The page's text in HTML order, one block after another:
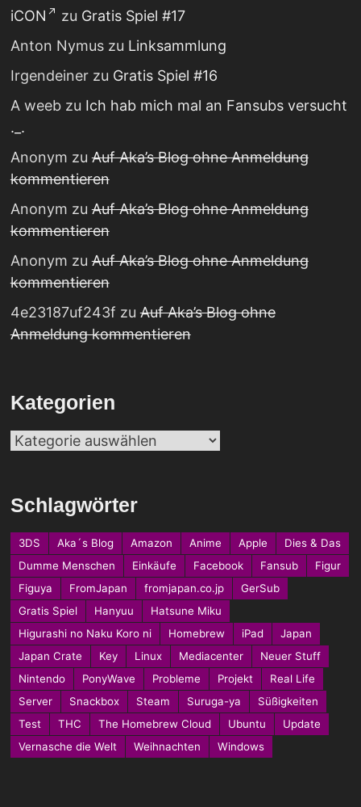
iCON
zu Gratis Spiel #17
Anton Nymuszu Linksammlung
Irgendeinerzu Gratis Spiel #16
A weebzu Ich hab mich mal an Fansubs versucht
._.
Anonym zuAuf Aka’s Blog ohne Anmeldung
kommentieren
Anonym zuAuf Aka’s Blog ohne Anmeldung
kommentieren
Anonym zuAuf Aka’s Blog ohne Anmeldung
kommentieren
4e23187uf243f zuAuf Aka’s Blog ohne
Anmeldung kommentieren
Kategorien
Kategorien
Schlagwörter
3DS Aka´s Blog Amazon Anime Apple
Dies & Das
Dumme Menschen
Einkäufe Facebook Fansub
Figur
Figuya
FromJapan fromjapan.co.jp
GerSub
Gratis Spiel
Hanyuu
Hatsune Miku
Higurashi no Naku Koro ni
Homebrew iPad
Japan
Japan Crate
Key Linux Mediacenter
Neuer Stuff
Nintendo
PonyWave Probleme Projekt
Real Life
Server
Snackbox Steam Suruga-ya
Süßigkeiten
Test
THC The Homebrew Cloud Ubuntu
Update
Vernasche die Welt
Weihnachten Windows